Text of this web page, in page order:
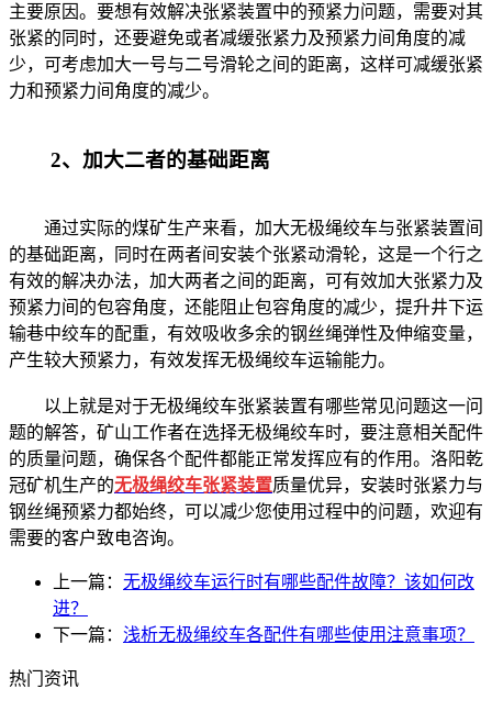
主要原因。要想有效解决张紧装置中的预紧力问题，需要对其
张紧的同时，还要避免或者减缓张紧力及预紧力间角度的减
少，可考虑加大一号与二号滑轮之间的距离，这样可减缓张紧
力和预紧力间角度的减少。
2、加大二者的基础距离
通过实际的煤矿生产来看，加大无极绳绞车与张紧装置间
的基础距离，同时在两者间安装个张紧动滑轮，这是一个行之
有效的解决办法，加大两者之间的距离，可有效加大张紧力及
预紧力间的包容角度，还能阻止包容角度的减少，提升井下运
输巷中绞车的配重，有效吸收多余的钢丝绳弹性及伸缩变量，
产生较大预紧力，有效发挥无极绳绞车运输能力。
以上就是对于无极绳绞车张紧装置有哪些常见问题这一问
题的解答，矿山工作者在选择无极绳绞车时，要注意相关配件
的质量问题，确保各个配件都能正常发挥应有的作用。洛阳乾
冠矿机生产的无极绳绞车张紧装置质量优异，安装时张紧力与
钢丝绳预紧力都始终，可以减少您使用过程中的问题，欢迎有
需要的客户致电咨询。
上一篇： 无极绳绞车运行时有哪些配件故障？该如何改
进？
下一篇： 浅析无极绳绞车各配件有哪些使用注意事项？
热门资讯